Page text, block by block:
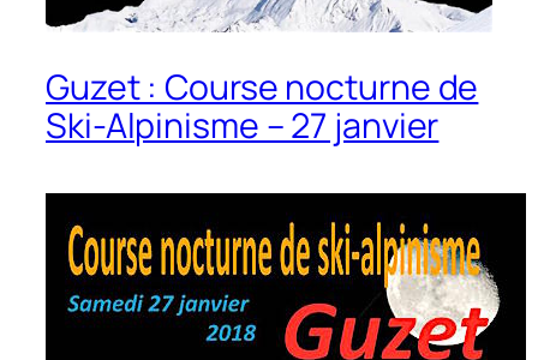
Guzet : Course nocturne de
Ski-Alpinisme – 27 janvier